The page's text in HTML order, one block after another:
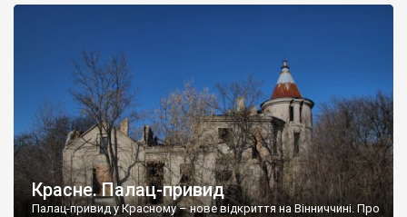
Красне. Палац-привид
Палац-привид у Красному – нове відкриття на Вінниччині. Про